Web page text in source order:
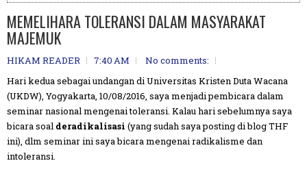
MEMELIHARA TOLERANSI DALAM MASYARAKAT
MAJEMUK
HIKAM READER 7:40 AM
No comments:
Hari kedua sebagai undangan di Universitas Kristen Duta Wacana
(UKDW), Yogyakarta, 10/08/2016, saya menjadi pembicara dalam
seminar nasional mengenai toleransi. Kalau hari sebelumnya saya
bicara soal deradikalisasi (yang sudah saya posting di blog THF
ini), dlm seminar ini saya bicara mengenai radikalisme dan
intoleransi.